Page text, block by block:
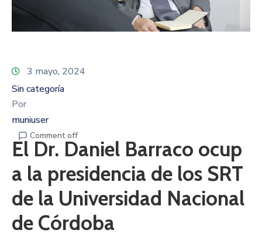
3 mayo, 2024
Sin categoría
Por
muniuser
Comment off
El Dr. Daniel Barraco ocup
a la presidencia de los SRT
de la Universidad Nacional
de Córdoba